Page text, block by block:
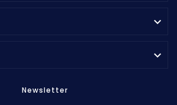


Newsletter